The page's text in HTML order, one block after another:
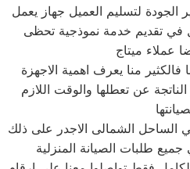
الجودة لتسليم العميل جهاز يعمل
في تقديم خدمة نموذجية تحظى
عملاء ميتاج
فالكثير منا يعرف اهمية الاجهزة
الناتجة عن تعطلها والوقت اللازم
الساحل الشمالى الاجدر على ذلك
طلبات الصيانة المنزلية